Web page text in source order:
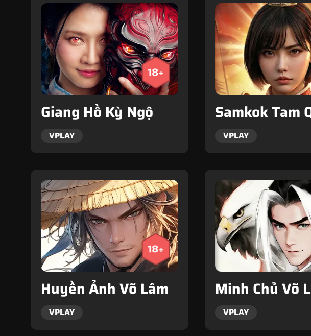
Giang Hồ Kỳ Ngộ
VPLAY
Samkok Tam
VPLAY
Huyền Ảnh Võ Lâm
VPLAY
Minh Chủ Võ
VPLAY